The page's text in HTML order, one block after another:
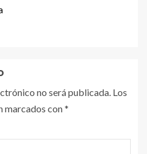
no será publicada. Los
marcados con*